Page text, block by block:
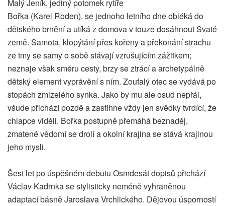
Malý Jeník, jediný potomek rytíře
Bořka (Karel Roden), se jednoho letního dne obléká do
dětského brnění a utíká z domova v touze dosáhnout Svaté
země. Samota, klopýtání přes kořeny a překonání strachu
ze tmy se samy o sobě stávají vzrušujícím zážitkem;
neznaje však směru cesty, brzy se ztrácí a archetypálně
dětský element vyprávění s ním. Zoufalý otec se vydává po
stopách zmizelého synka. Jako by mu ale osud nepřál,
všude přichází pozdě a zastihne vždy jen svědky tvrdící, že
chlapce viděli. Bořka postupně přemáhá beznaděj,
zmatené vědomí se drolí a okolní krajina se stává krajinou
jeho mysli.
Šest let po úspěšném debutu Osmdesát dopisů přichází
Václav Kadrnka se stylisticky neméně vyhraněnou
adaptací básně Jaroslava Vrchlického. Dějovou úsporností